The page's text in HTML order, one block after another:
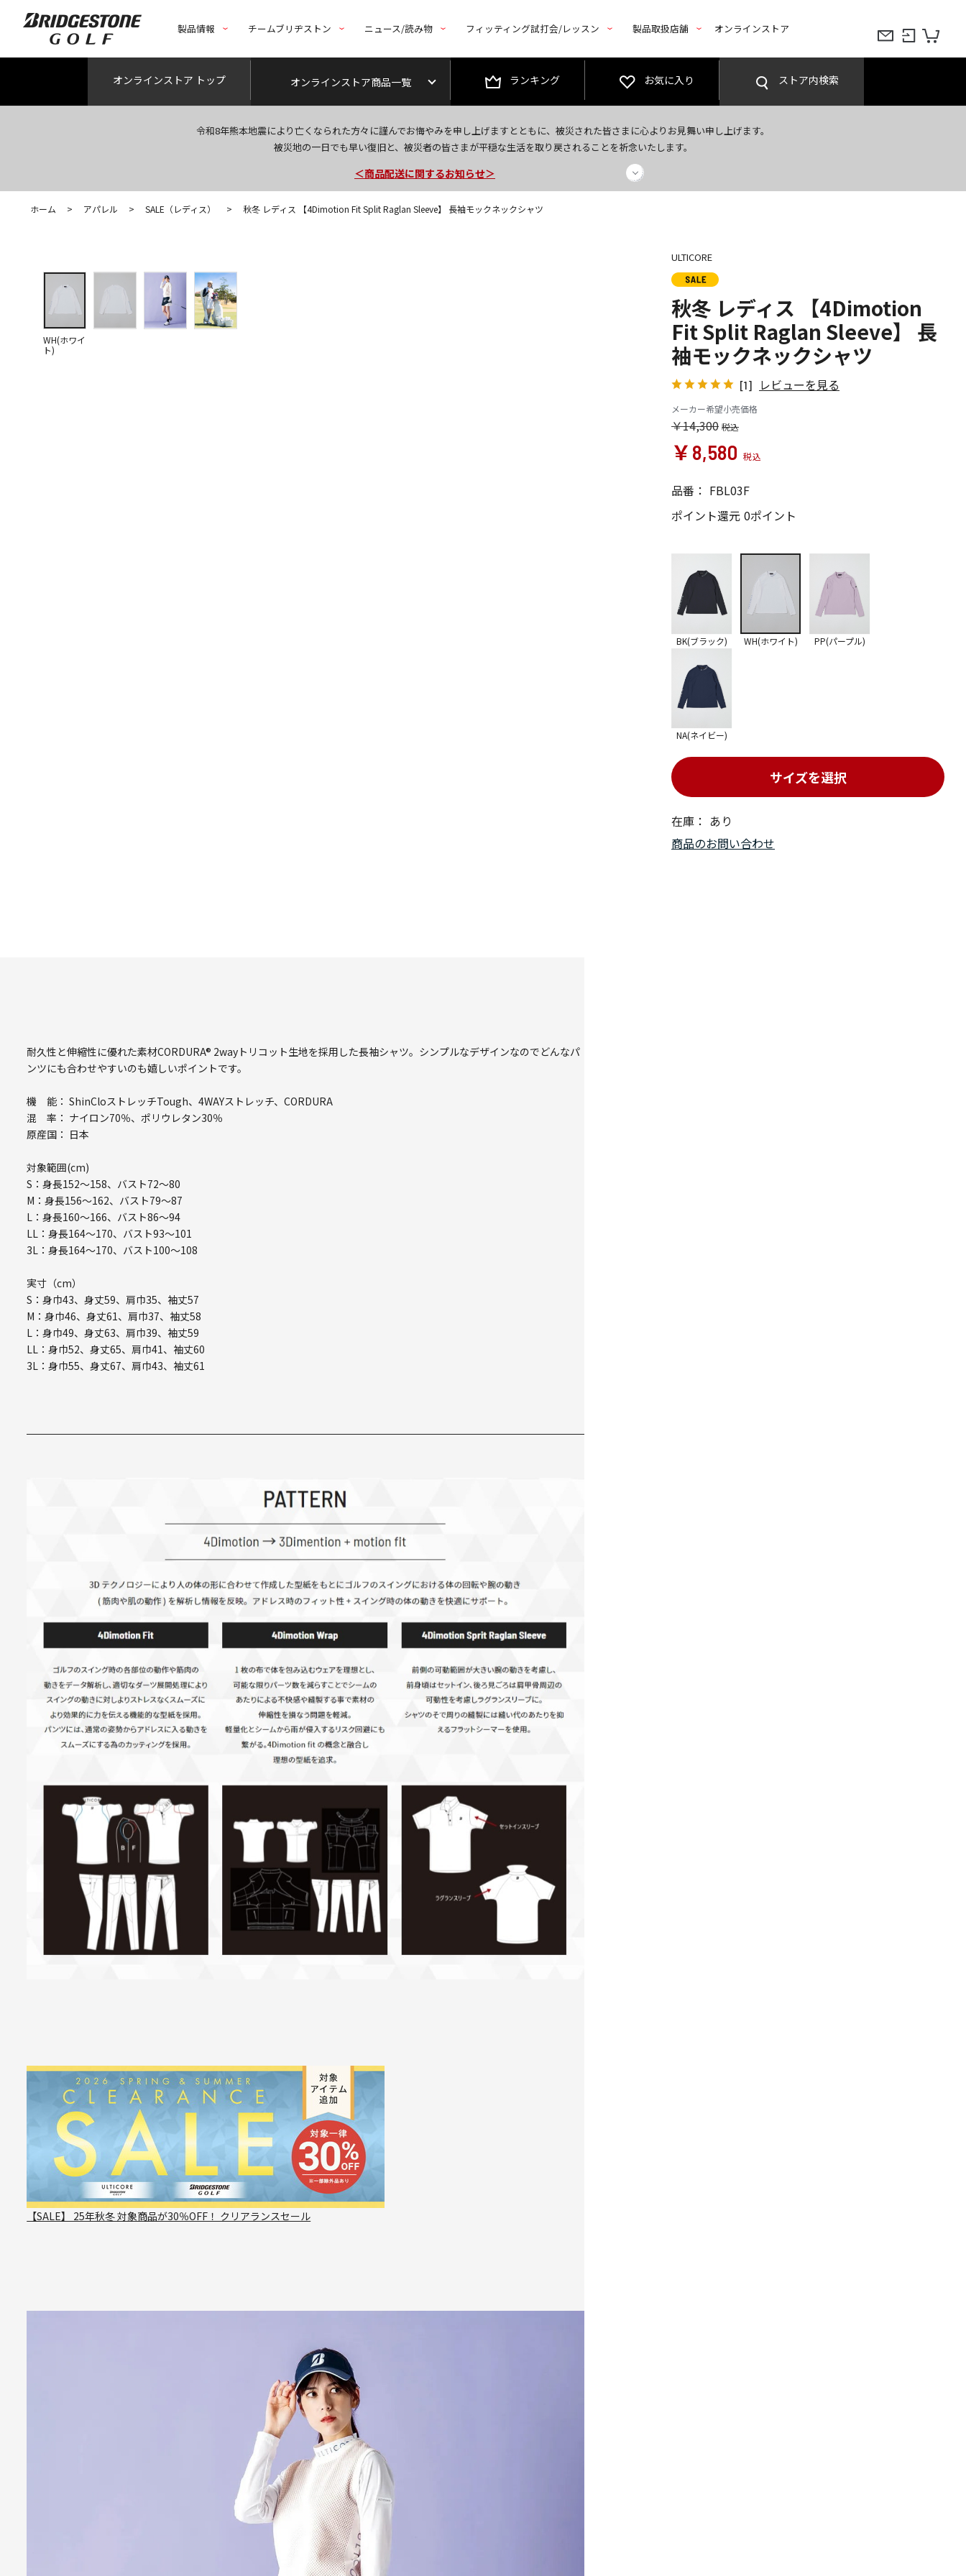
製品情報 チームブリヂストン ニュース/読み物 フィッティング試打会/レッスン 製品取扱店舗 オンラインストア
オンラインストア トップ オンラインストア商品一覧 ランキング お気に入り ストア内検索
令和8年熊本地震により亡くなられた方々に謹んでお悔やみを申し上げますとともに、被災された皆さまに心よりお見舞い申し上げます。
被災地の一日でも早い復旧と、被災者の皆さまが平穏な生活を取り戻されることを祈念いたします。
今なら新規会員登録で1,000円OFFクーポンプレゼント！
＜商品配送に関するお知らせ＞
＜夏季休暇中のご注文・発送・お問い合わせ＞
ホーム > アパレル > SALE（レディス） > 秋冬 レディス 【4Dimotion Fit Split Raglan Sleeve】 長袖モックネックシャツ
WH(ホワイ
ト)
ULTICORE
秋冬 レディス 【4Dimotion
Fit Split Raglan Sleeve】 長
袖モックネックシャツ
[1] レビューを見る
メーカー希望小売価格
￥14,300
￥8,580
品番： FBL03F
ポイント還元 0ポイント
在庫： あり
サイズを選択
BK(ブラック) WH(ホワイト) PP(パープル)
NA(ネイビー)
商品のお問い合わせ
耐久性と伸縮性に優れた素材CORDURA® 2wayトリコット生地を採用した長袖シャツ。シンプルなデザインなのでどんなパ
ンツにも合わせやすいのも嬉しいポイントです。
機 能： ShinCloストレッチTough、4WAYストレッチ、CORDURA
混 率： ナイロン70％、ポリウレタン30％
原産国： 日本
対象範囲(cm)
S：身長152～158、バスト72～80
M：身長156～162、バスト79～87
L：身長160～166、バスト86～94
LL：身長164～170、バスト93～101
3L：身長164～170、バスト100～108
実寸（cm）
S：身巾43、身丈59、肩巾35、袖丈57
M：身巾46、身丈61、肩巾37、袖丈58
L：身巾49、身丈63、肩巾39、袖丈59
LL：身巾52、身丈65、肩巾41、袖丈60
3L：身巾55、身丈67、肩巾43、袖丈61
【SALE】 25年秋冬 対象商品が30％OFF！ クリアランスセール